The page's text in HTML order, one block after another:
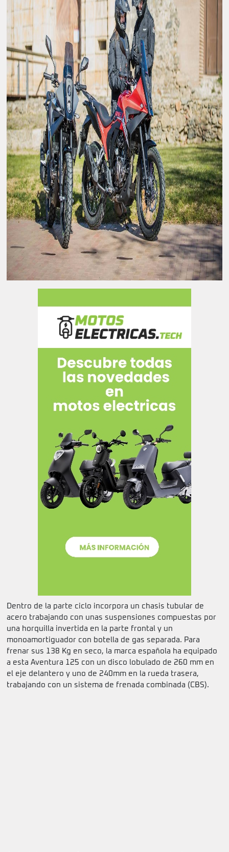
Dentro de la parte ciclo incorpora un chasis tubular de
acero trabajando con unas suspensiones compuestas por
una horquilla invertida en la parte frontal y un
monoamortiguador con botella de gas separada. Para
frenar sus 138 Kg en seco, la marca española ha equipado
a esta Aventura 125 con un disco lobulado de 260 mm en
el eje delantero y uno de 240mm en la rueda trasera,
trabajando con un sistema de frenada combinada (CBS).